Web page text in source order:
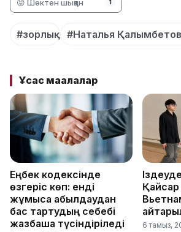
😡 Шектен шыққан 1
#зорлық #Наталья
Ұқсас мақалалар
Еңбек кодексінде
өзгеріс көп: енді
жұмысқа қабылдаудан
бас тартудың себебі
жазбаша түсіндіріледі
6 тамыз,